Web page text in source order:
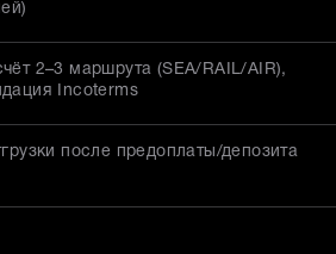
2–3 маршрута (SEA/RAIL/AIR),
Incoterms
после предоплаты/депозита